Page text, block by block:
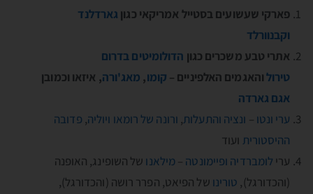
פארקי שעשועים בסטייל אמריקאי כגון גארדלנד
וקבנוורלד
אתרי טבע משכרים כגון הדולומיטים בדרום
טירולוהאגמים האלפיניים – קומו, מאג'ורה, איזאו וכמובן
אגם גארדה
ערי ונטו – ונציה והתעלות, ורונה של רומאו ויוליה, פדובה
ההיסטורית ועוד
ערי לומברדיה ופיימונטה –מילאנו של השופינג, האופנה
(והכדורגל), טורינו של הפיאט, הפרר רושה (והכדורגל),